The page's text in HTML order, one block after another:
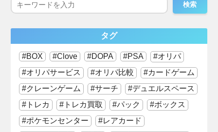
検索
タグ
BOX Clove DOPA PSA
オリパ
オリパサービス
オリパ比較
カードゲーム
クレーンゲーム
サーチ
デュエルスペース
トレカ
トレカ買取 パック
ボックス
ポケモンセンター
レアカード